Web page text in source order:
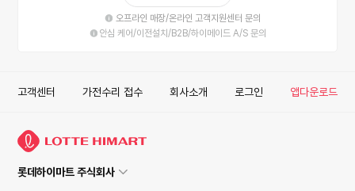
오프라인 매장/온라인 고객지원센터 문의
안심 케어/이전설치/B2B/하이메이드 A/S 문의
고객센터 가전수리 접수 회사소개 로그인 앱다운로드
롯데하이마트 주식회사